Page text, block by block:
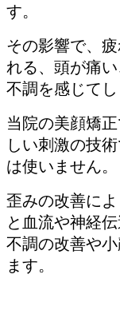
す。
その影響で、
れる、頭が痛
不調を感じてし
当院の美顔矯
しい刺激の技
は使いません。
歪みの改善に
と血流や神経
不調の改善や
ます。